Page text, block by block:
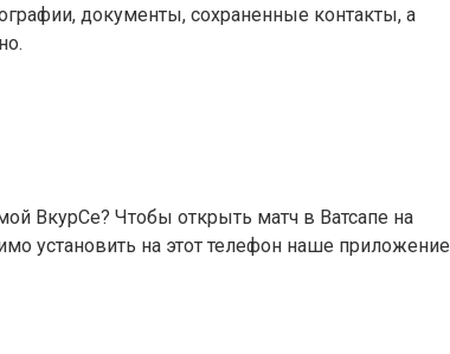
документы, сохраненные контакты, а
ВкурСе? Чтобы открыть матч в Ватсапе на
установить на этот телефон наше приложение